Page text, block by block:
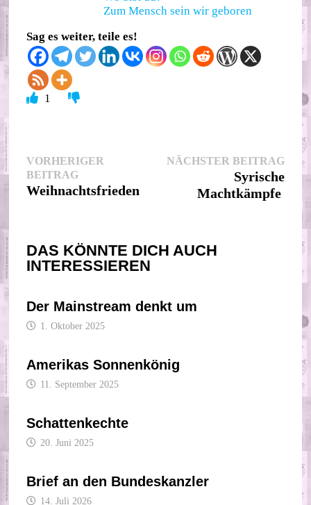
Zum Mensch sein wir geboren
Sag es weiter, teile es!
1
Beitragsnavigation
VORHERIGER
BEITRAGVorheriger
Beitrag:
Weihnachtsfrieden
NÄCHSTER BEITRAG
Syrische
Machtkämpfe
DAS KÖNNTE DICH AUCH
INTERESSIEREN
Der Mainstream denkt um
1. Oktober 2025
Amerikas Sonnenkönig
11. September 2025
Schattenkechte
20. Juni 2025
Brief an den Bundeskanzler
14. Juli 2026